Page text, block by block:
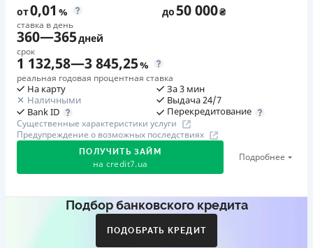
от0,01 %
ставка в день
до50 000₴
360—365дней
срок
1 132,58—3 845,25%
реальная годовая процентная ставка
На карту
Наличными
Bank ID
За 3 мин
Выдача 24/7
Перекредитование
Существенные характеристики услуги
Предупреждение о возможных последствиях
ПОЛУЧИТЬ ЗАЙМ
на credit7.ua
Подробнее
Акция: «Кешбэк за друга»
друг регистрируется и получает первый кредит (от
Подбор банковского кредита
ПОДОБРАТЬ КРЕДИТ